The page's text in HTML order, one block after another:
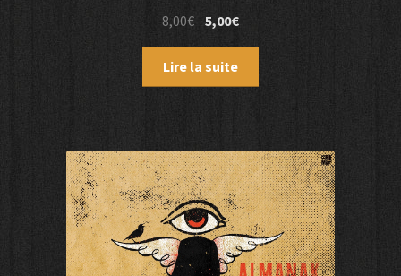
8,00€ Le
initial
était :
5,00€Le
est :
Lire la suite